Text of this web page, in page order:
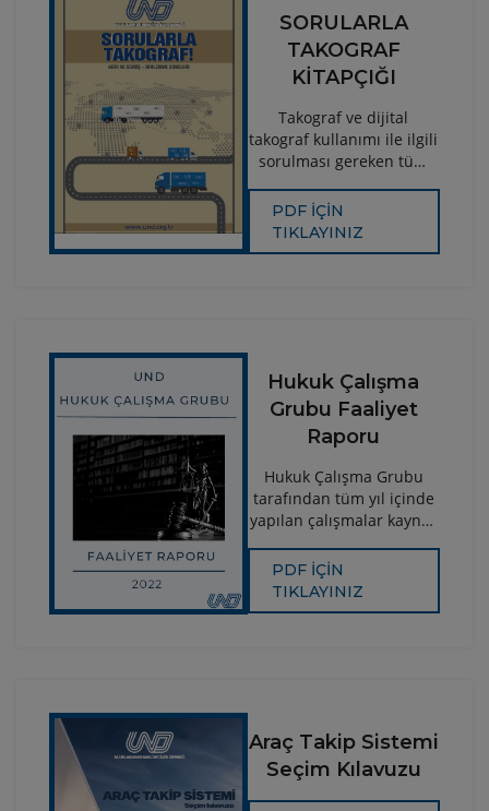
SORULARLA
TAKOGRAF
KİTAPÇIĞI
Takograf ve dijital
takograf kullanımı ile ilgili
sorulması gereken tüm
aldığı bu kitapçık,
taşımacılarımızı
ilgilendiren 108 sorunun
PDF İÇİN
TIKLAYINIZ
Hukuk Çalışma
Grubu Faaliyet
Raporu
Hukuk Çalışma Grubu
tarafından tüm yıl içinde
yapılan çalışmalar kaynak
olup; sektörümüzün bu
bilgilerden
faydalandırılması
PDF İÇİN
TIKLAYINIZ
Araç Takip Sistemi
Seçim Kılavuzu